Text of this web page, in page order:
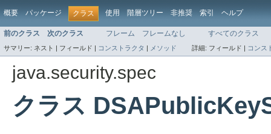
概要 パッケージ クラス 使用 階層ツリー 非推奨 索引 ヘルプ
前のクラス 次のクラス フレーム フレームなし すべてのクラス
サマリー: ネスト | フィールド | コンストラクタ | メソッド 詳細: フィールド | コンス
java.security.spec
クラス